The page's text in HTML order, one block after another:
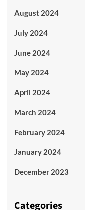
August 2024
July 2024
June 2024
May 2024
April 2024
March 2024
February 2024
January 2024
December 2023
Categories